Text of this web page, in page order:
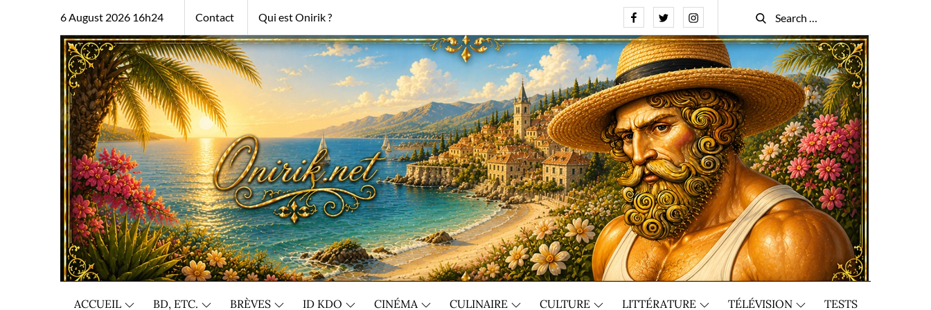
6 August 2026 16h24 Contact Qui est Onirik ? FacebookTwitterInstagram
Search
for:
Search
ACCUEIL BD, ETC. BRÈVES ID KDO CINÉMA CULINAIRE CULTURE LITTÉRATURE TÉLÉVISION TESTS